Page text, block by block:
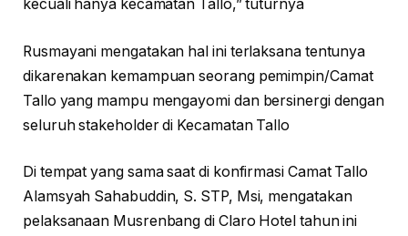
kecuali hanya kecamatan Tallo,” tuturnya
Rusmayani mengatakan hal ini terlaksana tentunya
dikarenakan kemampuan seorang pemimpin/Camat
Tallo yang mampu mengayomi dan bersinergi dengan
seluruh stakeholder di Kecamatan Tallo
Di tempat yang sama saat di konfirmasi Camat Tallo
Alamsyah Sahabuddin, S. STP, Msi, mengatakan
pelaksanaan Musrenbang di Claro Hotel tahun ini